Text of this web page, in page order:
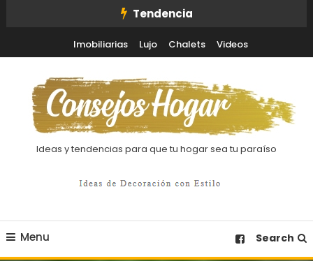
Tendencia
Imobiliarias Lujo Chalets Videos
Ideas y tendencias para que tu hogar sea tu paraíso
Menu Search